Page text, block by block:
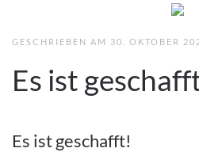
GESCHRIEBEN AM 30. OKTOBER
Es ist
Es ist geschafft!